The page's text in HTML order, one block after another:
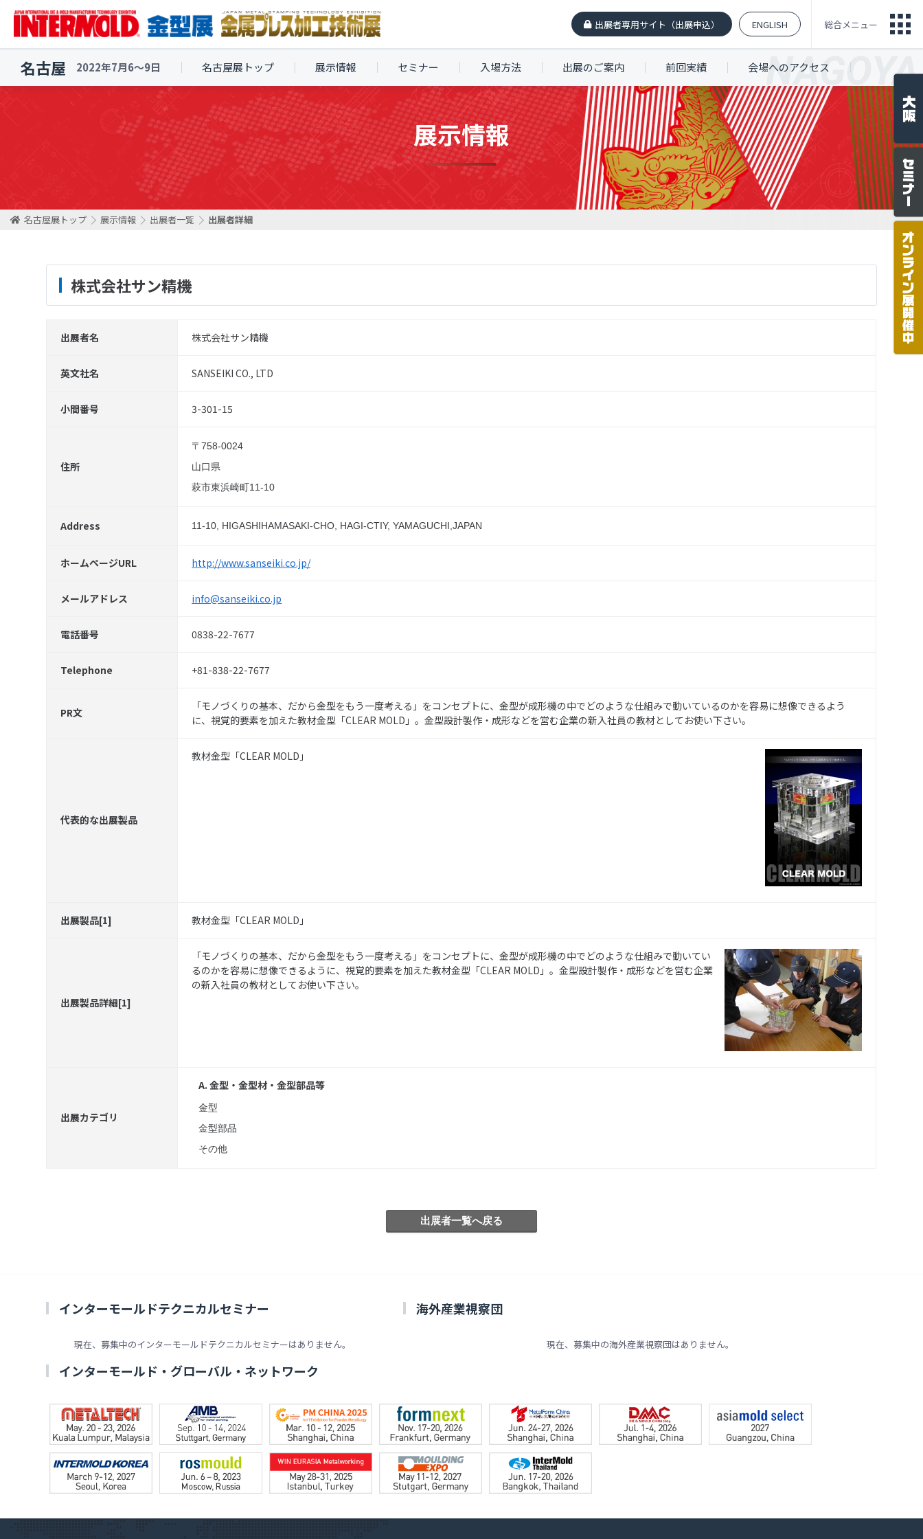
出展者専用サイト（出展申込） ENGLISH 総合メニュー
名古屋 2022年7月6〜9日 名古屋展トップ 展示情報 セミナー 入場方法 出展のご案内 前回実績 会場へのアクセス
展示情報
名古屋展トップ 展示情報 出展者一覧 出展者詳細
株式会社サン精機
出展者名 株式会社サン精機
英文社名 SANSEIKI CO., LTD
小間番号 3-301-15
住所
〒758-0024
山口県
萩市東浜崎町11-10
Address 11-10, HIGASHIHAMASAKI-CHO, HAGI-CTIY, YAMAGUCHI,JAPAN
ホームページURL http://www.sanseiki.co.jp/
メールアドレス info@sanseiki.co.jp
電話番号 0838-22-7677
Telephone +81-838-22-7677
PR文
「モノづくりの基本、だから金型をもう一度考える」をコンセプトに、金型が成形機の中でどのような仕組みで動いているのかを容易に想像できるよう
に、視覚的要素を加えた教材金型「CLEAR MOLD」。金型設計製作・成形などを営む企業の新入社員の教材としてお使い下さい。
代表的な出展製品
教材金型「CLEAR MOLD」
出展製品[1] 教材金型「CLEAR MOLD」
出展製品詳細[1]
「モノづくりの基本、だから金型をもう一度考える」をコンセプトに、金型が成形機の中でどのような仕組みで動いてい
るのかを容易に想像できるように、視覚的要素を加えた教材金型「CLEAR MOLD」。金型設計製作・成形などを営む企業
の新入社員の教材としてお使い下さい。
出展カテゴリ
A. 金型・金型材・金型部品等
金型
金型部品
その他
インターモールドテクニカルセミナー
現在、募集中のインターモールドテクニカルセミナーはありません。
海外産業視察団
現在、募集中の海外産業視察団はありません。
インターモールド・グローバル・ネットワーク